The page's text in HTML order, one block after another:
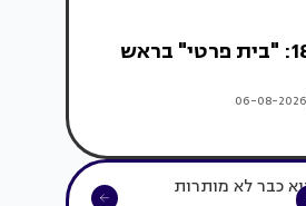
וילה בקומה ה-18: "בית פרטי" בראש
06-08-2026